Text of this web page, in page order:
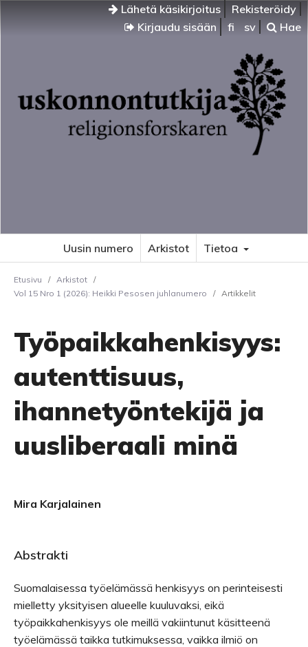
Lähetä käsikirjoitus
Rekisteröidy
Kirjaudu sisään
fi sv Hae
Uusin numero Arkistot Tietoa
Etusivu / Arkistot /
Vol 15 Nro 1 (2026): Heikki Pesosen juhlanumero
/ Artikkelit
Työpaikkahenkisyys:
autenttisuus,
ihannetyöntekijä ja
uusliberaali minä
Mira Karjalainen
Abstrakti
Suomalaisessa työelämässä henkisyys on perinteisesti
mielletty yksityisen alueelle kuuluvaksi, eikä
työpaikkahenkisyys ole meillä vakiintunut käsitteenä
työelämässä taikka tutkimuksessa, vaikka ilmiö on